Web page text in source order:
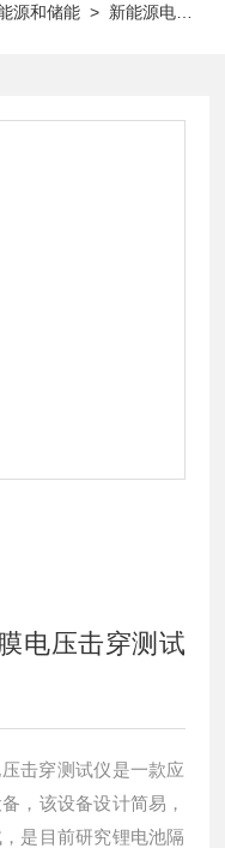
源和储能 > 新能源电池测试
电压击穿测试
击穿测试仪是一款应
，该设备设计简易，
是目前研究锂电池隔